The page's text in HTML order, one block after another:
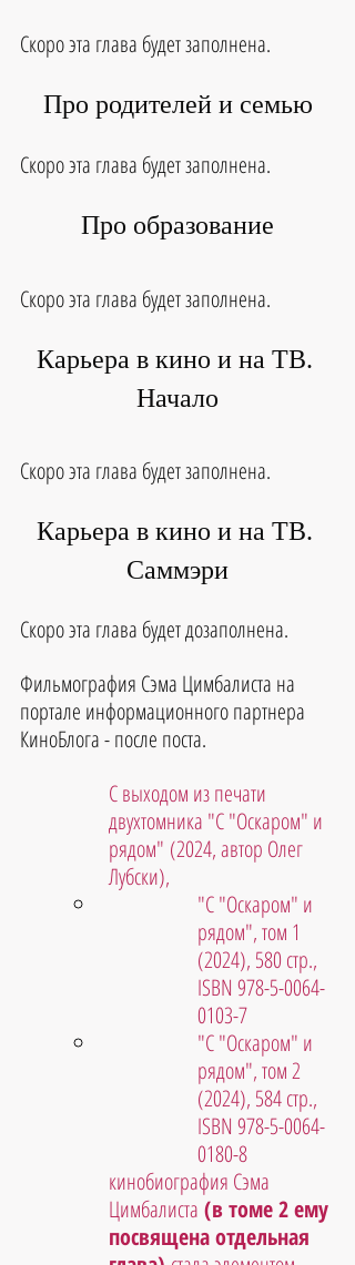
Скоро эта глава будет заполнена.
Про родителей и семью
Скоро эта глава будет заполнена.
Про образование
Скоро эта глава будет заполнена.
Карьера в кино и на ТВ.
Начало
Скоро эта глава будет заполнена.
Карьера в кино и на ТВ.
Саммэри
Скоро эта глава будет дозаполнена.
Фильмография Сэма Цимбалиста на
портале информационного партнера
КиноБлога - после поста.
С выходом из печати
двухтомника "С "Оскаром" и
рядом" (2024, автор Олег
Лубски),
"С "Оскаром" и
рядом", том 1
(2024), 580 стр.,
ISBN 978-5-0064-
0103-7
"С "Оскаром" и
рядом", том 2
(2024), 584 стр.,
ISBN 978-5-0064-
0180-8
кинобиография Сэма
Цимбалиста (в томе 2 ему
посвящена отдельная